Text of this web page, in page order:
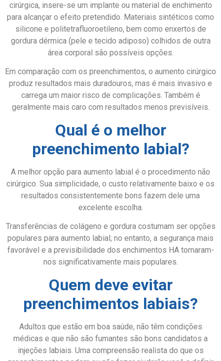
cirúrgica, insere-se um implante ou material de enchimento
para alcançar o efeito pretendido. Materiais sintéticos como
silicone e politetrafluoroetileno, bem como enxertos de
gordura dérmica (pele e tecido adiposo) colhidos de outra
área corporal são possíveis opções.
Em comparação com os preenchimentos, o aumento cirúrgico
produz resultados mais duradouros, mas é mais invasivo e
carrega um maior risco de complicações. Também é
geralmente mais caro com resultados menos previsíveis.
Qual é o melhor
preenchimento labial?
A melhor opção para aumento labial é o procedimento não
cirúrgico. Sua simplicidade, o custo relativamente baixo e os
resultados consistentemente bons fazem dele uma
excelente escolha.
Transferências de colágeno e gordura costumam ser opções
populares para aumento labial; no entanto, a segurança mais
favorável e a previsibilidade dos enchimentos HA tornaram-
nos significativamente mais populares.
Quem deve evitar
preenchimentos labiais?
Adultos que estão em boa saúde, não têm condições
médicas e que não são fumantes são bons candidatos a
injeções labiais. Uma compreensão realista do que os